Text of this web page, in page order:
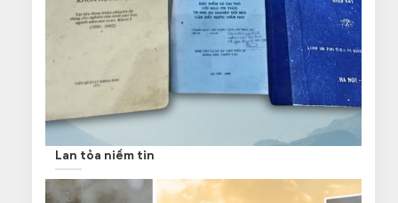
Lan tỏa niềm tin